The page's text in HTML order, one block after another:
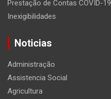
Prestação de Contas COVID-19
Inexigibilidades
Noticias
Administração
Assistencia Social
Agricultura